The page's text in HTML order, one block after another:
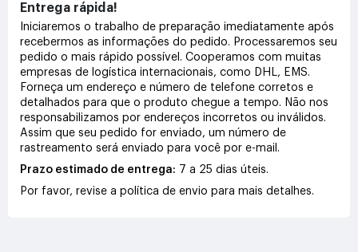
Entrega rápida!
Iniciaremos o trabalho de preparação imediatamente após
recebermos as informações do pedido. Processaremos seu
pedido o mais rápido possível. Cooperamos com muitas
empresas de logística internacionais, como DHL, EMS.
Forneça um endereço e número de telefone corretos e
detalhados para que o produto chegue a tempo. Não nos
responsabilizamos por endereços incorretos ou inválidos.
Assim que seu pedido for enviado, um número de
rastreamento será enviado para você por e-mail.
Prazo estimado de entrega: 7 a 25 dias úteis.
Por favor, revise a política de envio para mais detalhes.